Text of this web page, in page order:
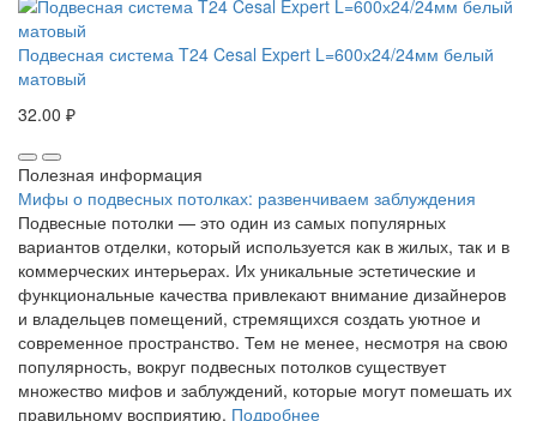
Подвесная система T24 Cesal Expert L=600х24/24мм белый
матовый
32.00 ₽
Полезная информация
Мифы о подвесных потолках: развенчиваем заблуждения
Подвесные потолки — это один из самых популярных
вариантов отделки, который используется как в жилых, так и в
коммерческих интерьерах. Их уникальные эстетические и
функциональные качества привлекают внимание дизайнеров
и владельцев помещений, стремящихся создать уютное и
современное пространство. Тем не менее, несмотря на свою
популярность, вокруг подвесных потолков существует
множество мифов и заблуждений, которые могут помешать их
правильному восприятию. Подробнее